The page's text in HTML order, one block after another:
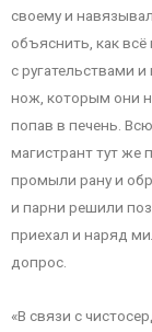
своему и
объяснить, как
с ругательствами
нож, которым они
попав в печень.
магистрант тут же
промыли рану и
и парни решили
приехал и наряд
допрос.
«В связи с